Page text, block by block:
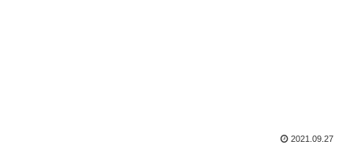
2021.09.27